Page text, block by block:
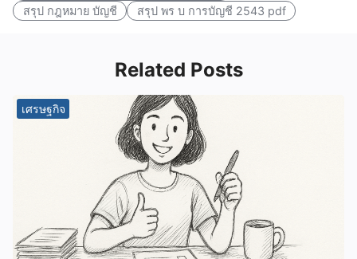
สรุป กฎหมาย บัญชี
สรุป พร บ การบัญชี 2543 pdf
Related Posts
เศรษฐกิจ